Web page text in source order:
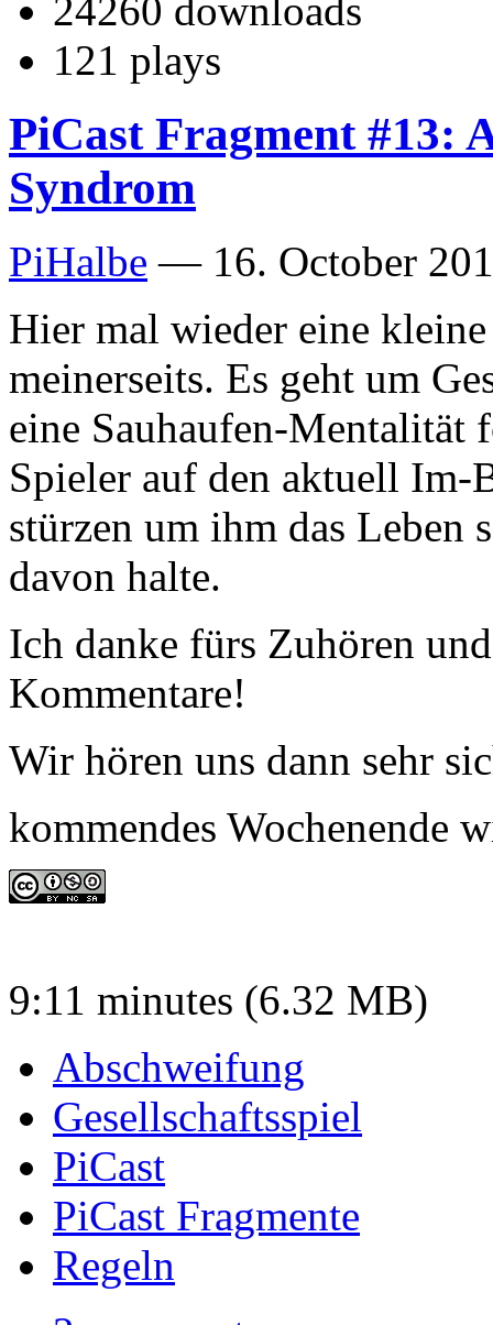
24260 downloads
121 plays
PiCast Fragment #13:
Syndrom
PiHalbe — 16. October
Hier mal wieder eine
meinerseits. Es geht um
eine Sauhaufen-Mentalität
Spieler auf den aktuell Im-
stürzen um ihm das Leben
davon halte.
Ich danke fürs Zuhören
Kommentare!
Wir hören uns dann sehr
kommendes Wochenende
9:11 minutes (6.32 MB)
Abschweifung
Gesellschaftsspiel
PiCast
PiCast Fragmente
Regeln